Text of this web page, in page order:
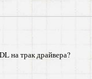
на трак драйвера?